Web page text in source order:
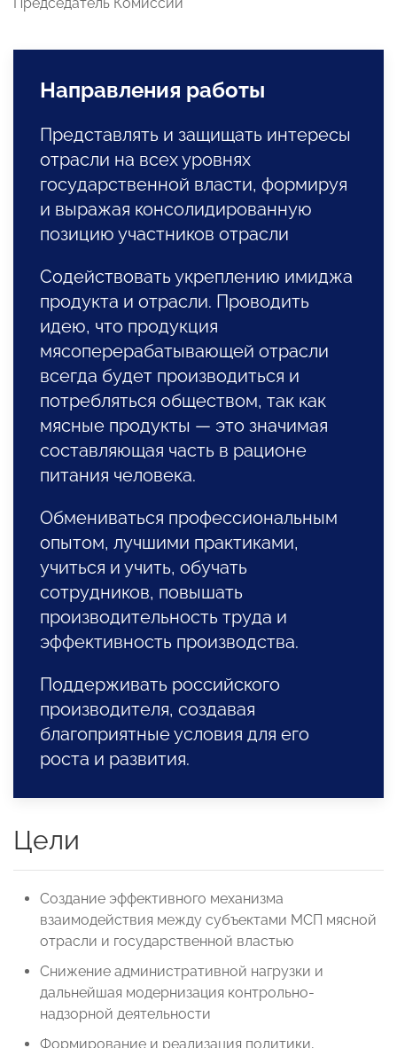
Направления работы
Представлять и защищать интересы
отрасли на всех уровнях
государственной власти, формируя
и выражая консолидированную
позицию участников отрасли
Содействовать укреплению имиджа
продукта и отрасли. Проводить
идею, что продукция
мясоперерабатывающей отрасли
всегда будет производиться и
потребляться обществом, так как
мясные продукты — это значимая
составляющая часть в рационе
питания человека.
Обмениваться профессиональным
опытом, лучшими практиками,
учиться и учить, обучать
сотрудников, повышать
производительность труда и
эффективность производства.
Поддерживать российского
производителя, создавая
благоприятные условия для его
роста и развития.
Цели
Создание эффективного механизма
взаимодействия между субъектами МСП мясной
отрасли и государственной властью
Снижение административной нагрузки и
дальнейшая модернизация контрольно-
надзорной деятельности
Формирование и реализация политики,